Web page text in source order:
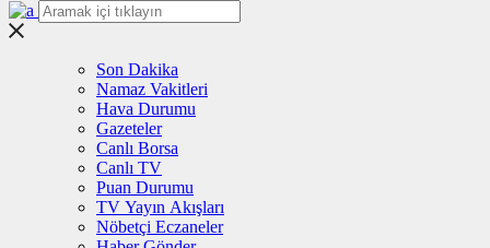
Son Dakika
Namaz Vakitleri
Hava Durumu
Gazeteler
Canlı Borsa
Canlı TV
Puan Durumu
TV Yayın Akışları
Nöbetçi Eczaneler